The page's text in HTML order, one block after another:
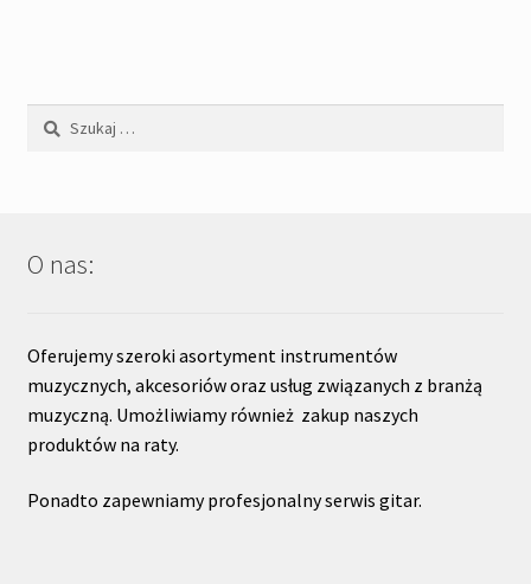
Szukaj:
O nas:
Oferujemy szeroki asortyment instrumentów
muzycznych, akcesoriów oraz usług związanych z branżą
muzyczną. Umożliwiamy również zakup naszych
produktów na raty.
Ponadto zapewniamy profesjonalny serwis gitar.